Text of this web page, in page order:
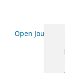
Open Journal